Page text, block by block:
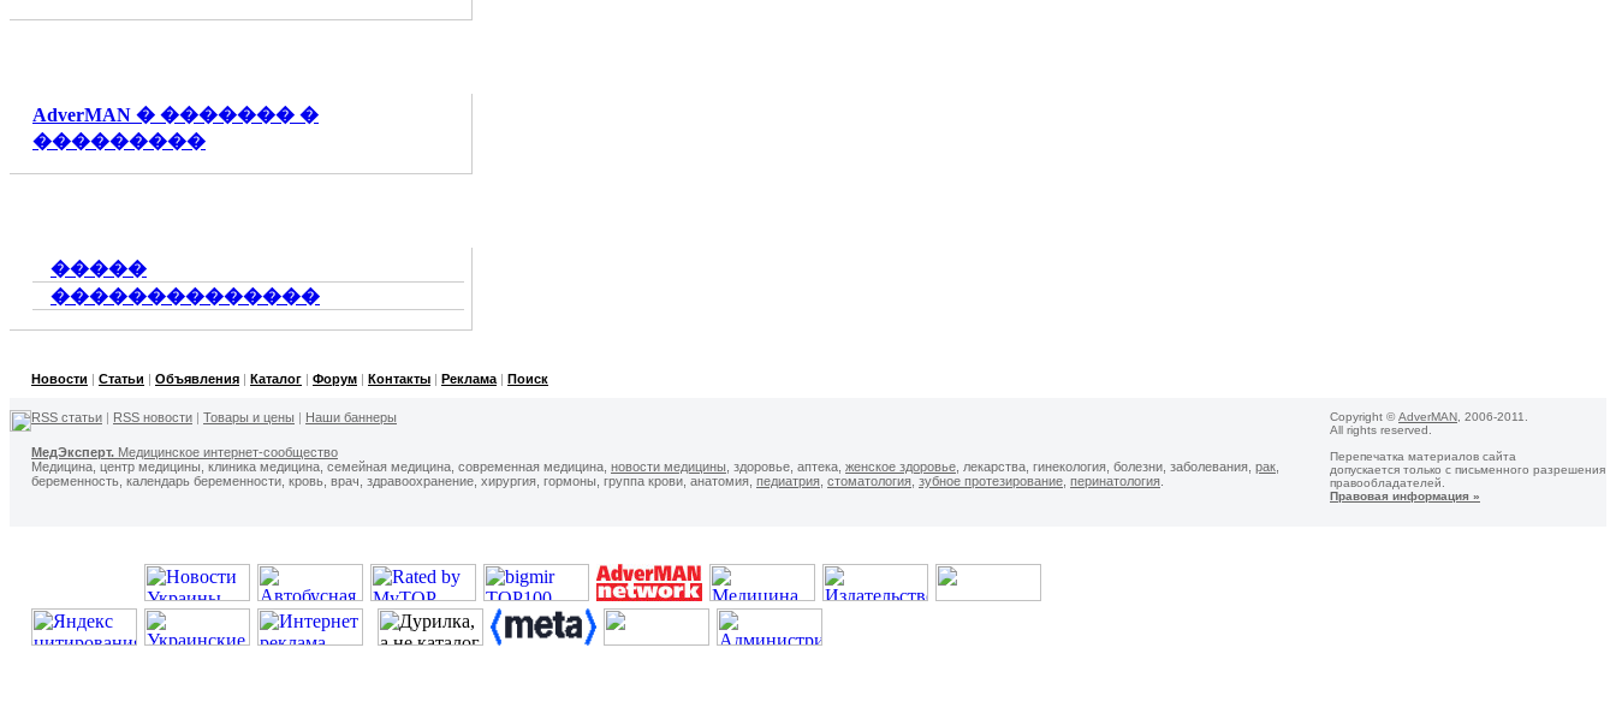
AdverMAN � ������� �
���������
�����
��������������
Новости | Статьи | Объявления | Каталог | Форум | Контакты | Реклама | Поиск
RSS статьи | RSS новости | Товары и цены | Наши баннеры
МедЭксперт. Медицинское интернет-сообщество
Медицина, центр медицины, клиника медицина, семейная медицина, современная медицина, новости медицины , здоровье, аптека, женское здоровье , лекарства, гинекология, болезни, заболевания, рак
беременность, календарь беременности, кровь, врач, здравоохранение, хирургия, гормоны, группа крови, анатомия, педиатрия стоматология зубное протезирование перинатология
Copyright ©AdverMAN , 2006-2011.
All rights reserved.
Перепечатка материалов сайта
допускается только с письменного разрешения
правообладателей.
Правовая информация »